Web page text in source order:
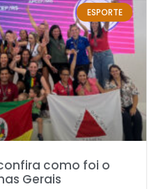
ESPORTE
como foi o
Gerais